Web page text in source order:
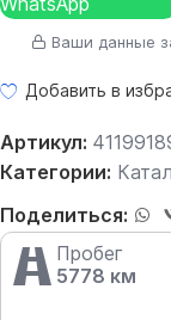
Ваши данные
Добавить в
Артикул:
Категории:
Поделиться:
Пробег
5778 км